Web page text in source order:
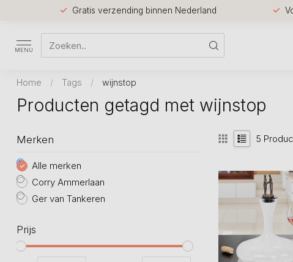
Gratis verzending binnen Nederland
MENU
Home / Tags / wijnstop
Producten getagd met wijnstop
Merken
Alle merken
Corry Ammerlaan
Ger van Tankeren
Prijs
5